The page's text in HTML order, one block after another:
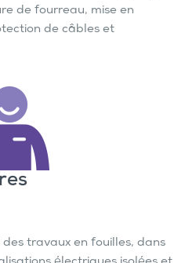
de fourreau, mise en
de câbles et
travaux en fouilles, dans